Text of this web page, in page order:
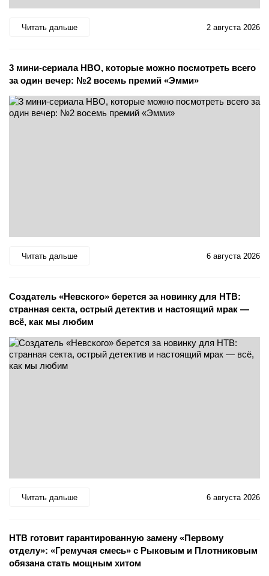
Читать дальше 2 августа 2026
3 мини-сериала HBO, которые можно посмотреть всего
за один вечер: №2 восемь премий «Эмми»
Читать дальше 6 августа 2026
Создатель «Невского» берется за новинку для НТВ:
странная секта, острый детектив и настоящий мрак —
всё, как мы любим
Читать дальше 6 августа 2026
НТВ готовит гарантированную замену «Первому
отделу»: «Гремучая смесь» с Рыковым и Плотниковым
обязана стать мощным хитом